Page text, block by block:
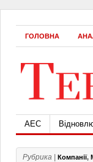
ГОЛОВНА
АЕС
Рубрика | Компанії,